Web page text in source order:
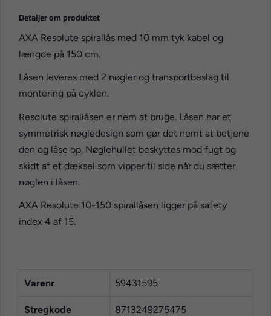
Detaljer om produktet
AXA Resolute spirallås med 10 mm tyk kabel og
længde på 150 cm.
Låsen leveres med 2 nøgler og transportbeslag til
montering på cyklen.
Resolute spirallåsen er nem at bruge. Låsen har et
symmetrisk nøgledesign som gør det nemt at betjene
den og låse op. Nøglehullet beskyttes mod fugt og
skidt af et dæksel som vipper til side når du sætter
nøglen i låsen.
AXA Resolute 10-150 spirallåsen ligger på safety
index 4 af 15.
Varenr 59431595
Stregkode 8713249275475